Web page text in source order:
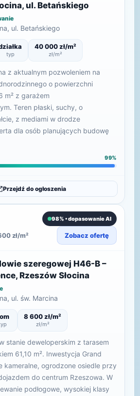
ul. Betańskiego
ul. Betańskiego
typ
40 000 zł/m²
zł/m²
z aktualnym pozwoleniem na
o powierzchni
m² z garażem
Teren płaski, suchy, o
z mediami w drodze
dla osób planujących budowę
99%
Przejdź do ogłoszenia
98% • dopasowanie AI
zł/m² Zobacz ofertę
szeregowej H46-B –
Rzeszów Słocina
ul. św. Marcina
8 600 zł/m²
zł/m²
stanie deweloperskim z tarasem
61,10 m². Inwestycja Grand
kameralne, ogrodzone osiedle przy
do centrum Rzeszowa. W
podłogowe, wysokiej klasy